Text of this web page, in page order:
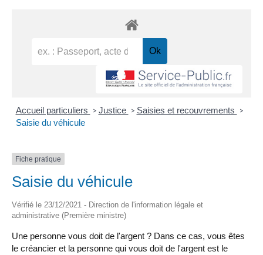
Accueil particuliers > Justice > Saisies et recouvrements >
Saisie du véhicule
Fiche pratique
Saisie du véhicule
Vérifié le 23/12/2021 - Direction de l'information légale et
administrative (Première ministre)
Une personne vous doit de l'argent ? Dans ce cas, vous êtes
le créancier et la personne qui vous doit de l'argent est le